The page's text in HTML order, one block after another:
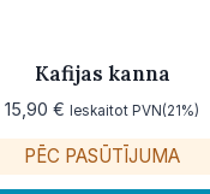
Kafijas kanna
15,90 € Ieskaitot PVN(21%)
PĒC PASŪTĪJUMA